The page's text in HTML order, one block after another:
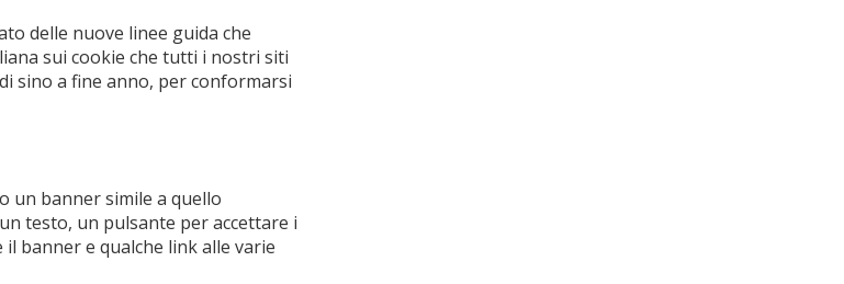
delle nuove linee guida che
sui cookie che tutti i nostri siti
sino a fine anno, per conformarsi
un banner simile a quello
testo, un pulsante per accettare i
banner e qualche link alle varie